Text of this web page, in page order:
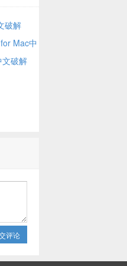
破解
Mac中
破解
评论